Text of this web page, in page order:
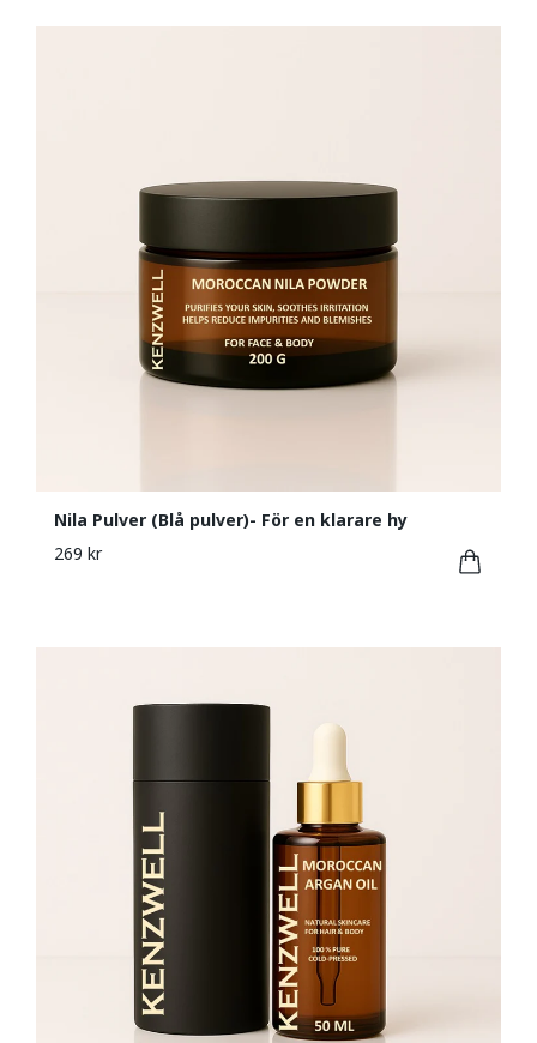
Nila Pulver (Blå pulver)- För en klarare hy
269 kr